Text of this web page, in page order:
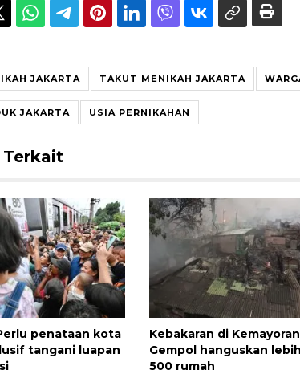
JAKARTA TAKUT MENIKAH JAKARTA
JAKARTA USIA PERNIKAHAN
penataan kota
tangani luapan
Kebakaran di Kemayoran
Gempol hanguskan
500 rumah